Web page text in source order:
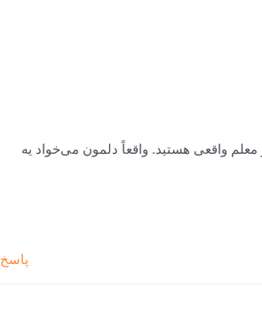
واقعی هستید. واقعاً دلمون می‌خواد یه
پاسخ